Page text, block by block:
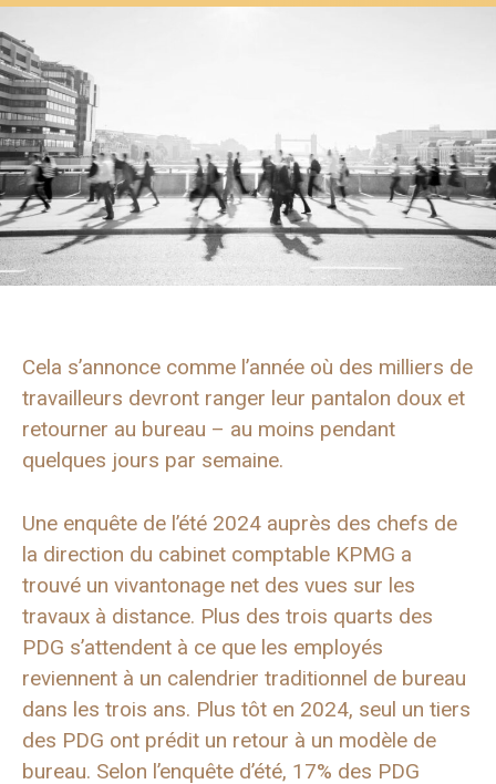
Cela s’annonce comme l’année où des milliers de
travailleurs devront ranger leur pantalon doux et
retourner au bureau – au moins pendant
quelques jours par semaine.
Une enquête de l’été 2024 auprès des chefs de
la direction du cabinet comptable KPMG a
trouvé un vivantonage net des vues sur les
travaux à distance. Plus des trois quarts des
PDG s’attendent à ce que les employés
reviennent à un calendrier traditionnel de bureau
dans les trois ans. Plus tôt en 2024, seul un tiers
des PDG ont prédit un retour à un modèle de
bureau. Selon l’enquête d’été, 17% des PDG